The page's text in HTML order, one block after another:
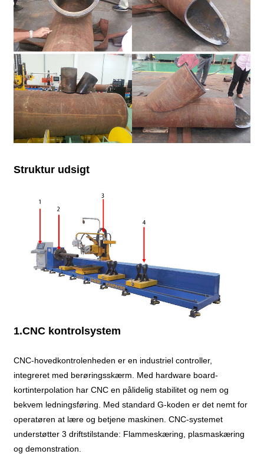
Struktur udsigt
1.CNC kontrolsystem
CNC-hovedkontrolenheden er en industriel controller,
integreret med berøringsskærm. Med hardware board-
kortinterpolation har CNC en pålidelig stabilitet og nem og
bekvem ledningsføring. Med standard G-koden er det nemt for
operatøren at lære og betjene maskinen. CNC-systemet
understøtter 3 driftstilstande: Flammeskæring, plasmaskæring
og demonstration.